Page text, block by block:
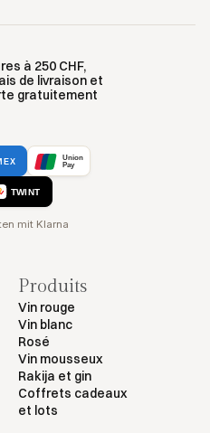
à 250 CHF,
de livraison et
gratuitement
Union
Pay
TWINT
mit Klarna
Produits
Vin rouge
Vin blanc
Rosé
Vin mousseux
Rakija et gin
Coffrets cadeaux
et lots